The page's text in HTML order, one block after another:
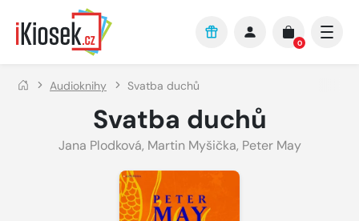
Přejít na hlavní obsah
0
Audioknihy Svatba duchů
Svatba duchů
Jana Plodková, Martin Myšička, Peter May